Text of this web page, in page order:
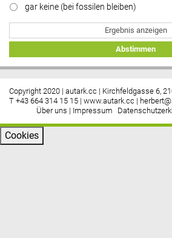
gar keine (bei fossilen bleiben)
Ergebnis anzeigen
Abstimmen
Copyright 2020 | autark.cc | Kirchfeldgasse 6,
T +43 664 314 15 15 | www.autark.cc |
Über uns | Impressum
Cookies